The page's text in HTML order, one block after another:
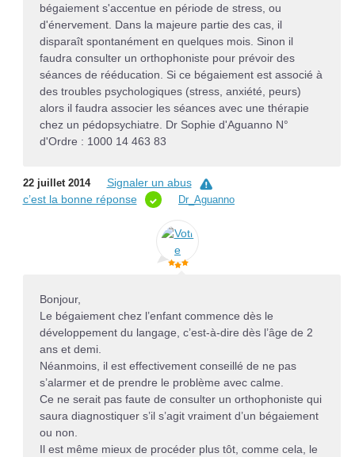
bégaiement s'accentue en période de stress, ou
d'énervement. Dans la majeure partie des cas, il
disparaît spontanément en quelques mois. Sinon il
faudra consulter un orthophoniste pour prévoir des
séances de rééducation. Si ce bégaiement est associé à
des troubles psychologiques (stress, anxiété, peurs)
alors il faudra associer les séances avec une thérapie
chez un pédopsychiatre. Dr Sophie d'Aguanno N°
d'Ordre : 1000 14 463 83
22 juillet 2014
Signaler un abus
c’est la bonne réponse
Dr_Aguanno
Bonjour,
Le bégaiement chez l’enfant commence dès le
développement du langage, c’est-à-dire dès l’âge de 2
ans et demi.
Néanmoins, il est effectivement conseillé de ne pas
s’alarmer et de prendre le problème avec calme.
Ce ne serait pas faute de consulter un orthophoniste qui
saura diagnostiquer s’il s’agit vraiment d’un bégaiement
ou non.
Il est même mieux de procéder plus tôt, comme cela, le